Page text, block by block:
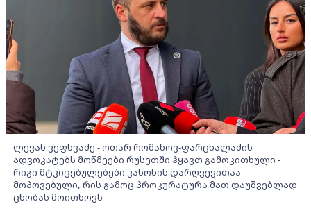
ლევან ვეფხვაძე - ოთარ რომანოვ-ფარცხალაძის
ადვოკატებს მოწმეები რუსეთში ჰყავთ გამოკითხული -
რიგი მტკიცებულებები კანონის დარღვევითაა
მოპოვებული, რის გამოც პროკურატურა მათ დაუშვებლად
ცნობას მოითხოვს